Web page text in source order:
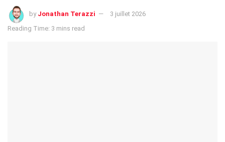
by Jonathan Terazzi
3 juillet 2026
Reading Time: 3 mins read